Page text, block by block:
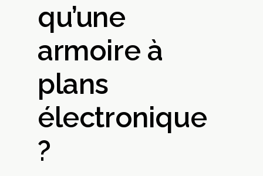
qu’une
armoire à
plans
électronique
?